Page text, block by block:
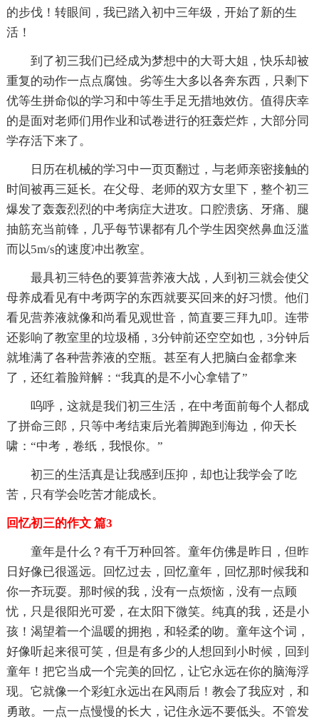
的步伐！转眼间，我已踏入初中三年级，开始了新的生
活！
到了初三我们已经成为梦想中的大哥大姐，快乐却被
重复的动作一点点腐蚀。劣等生大多以各奔东西，只剩下
优等生拼命似的学习和中等生手足无措地效仿。值得庆幸
的是面对老师们用作业和试卷进行的狂轰烂炸，大部分同
学存活下来了。
日历在机械的学习中一页页翻过，与老师亲密接触的
时间被再三延长。在父母、老师的双方女里下，整个初三
爆发了轰轰烈烈的中考病症大进攻。口腔溃疡、牙痛、腿
抽筋充当前锋，几乎每节课都有几个学生因突然鼻血泛滥
而以5m/s的速度冲出教室。
最具初三特色的要算营养液大战，人到初三就会使父
母养成看见有中考两字的东西就要买回来的好习惯。他们
看见营养液就像和尚看见观世音，简直要三拜九叩。连带
还影响了教室里的垃圾桶，3分钟前还空空如也，3分钟后
就堆满了各种营养液的空瓶。甚至有人把脑白金都拿来
了，还红着脸辩解：“我真的是不小心拿错了”
呜呼，这就是我们初三生活，在中考面前每个人都成
了拼命三郎，只等中考结束后光着脚跑到海边，仰天长
啸：“中考，卷纸，我恨你。”
初三的生活真是让我感到压抑，却也让我学会了吃
苦，只有学会吃苦才能成长。
回忆初三的作文 篇3
童年是什么？有千万种回答。童年仿佛是昨日，但昨
日好像已很遥远。回忆过去，回忆童年，回忆那时候我和
你一齐玩耍。那时候的我，没有一点烦恼，没有一点顾
忧，只是很阳光可爱，在太阳下微笑。纯真的我，还是小
孩！渴望着一个温暖的拥抱，和轻柔的吻。童年这个词，
好像听起来很可笑，但是有多少的人想回到小时候，回到
童年！把它当成一个完美的回忆，让它永远在你的脑海浮
现。它就像一个彩虹永远出在风雨后！教会了我应对，和
勇敢。一点一点慢慢的长大，记住永远不要低头。不管发